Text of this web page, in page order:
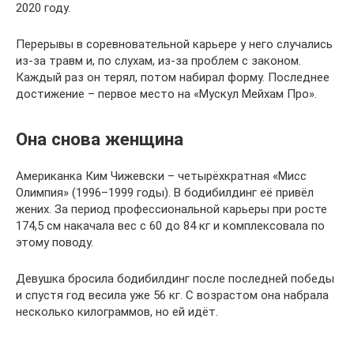
2020 году.
Перерывы в соревновательной карьере у него случались
из-за травм и, по слухам, из-за проблем с законом.
Каждый раз он терял, потом набирал форму. Последнее
достижение – первое место на «Мускул Мейхам Про».
Она снова женщина
Американка Ким Чижевски – четырёхкратная «Мисс
Олимпия» (1996–1999 годы). В бодибилдинг её привёл
жених. За период профессиональной карьеры при росте
174,5 см накачала вес с 60 до 84 кг и комплексовала по
этому поводу.
Девушка бросила бодибилдинг после последней победы
и спустя год весила уже 56 кг. С возрастом она набрала
несколько килограммов, но ей идёт.